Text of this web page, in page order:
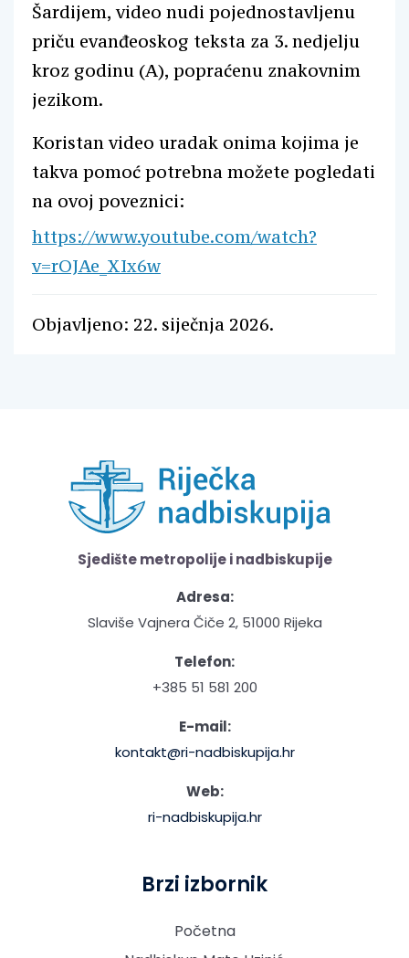
Šardijem, video nudi pojednostavljenu
priču evanđeoskog teksta za 3. nedjelju
kroz godinu (A), popraćenu znakovnim
jezikom.
Koristan video uradak onima kojima je
takva pomoć potrebna možete pogledati
na ovoj poveznici:
https://www.youtube.com/watch?
v=rOJAe_XIx6w
Objavljeno: 22. siječnja 2026.
Sjedište metropolije i nadbiskupije
Adresa:
Slaviše Vajnera Čiče 2, 51000 Rijeka
Telefon:
+385 51 581 200
E-mail:
kontakt@ri-nadbiskupija.hr
Web:
ri-nadbiskupija.hr
Brzi izbornik
Početna